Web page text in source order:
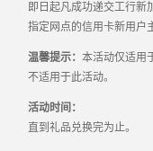
即日起凡成功递交工行新
指定网点的信用卡新用户
温馨提示： 本活动仅适用
不适用于此活动。
活动时间：
直到礼品兑换完为止。